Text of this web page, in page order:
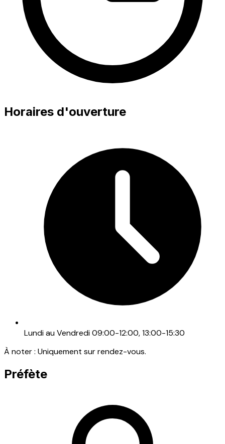
Horaires d'ouverture
Lundi au Vendredi 09:00-12:00, 13:00-15:30
À noter : Uniquement sur rendez-vous.
Préfète